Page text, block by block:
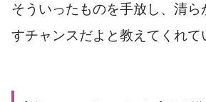
そういったものを手放し、清ら
すチャンスだよと教えてくれて